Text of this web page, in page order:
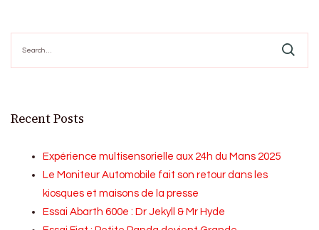
for:
Recent Posts
Expérience multisensorielle aux 24h du Mans 2025
Le Moniteur Automobile fait son retour dans les
kiosques et maisons de la presse
Essai Abarth 600e : Dr Jekyll & Mr Hyde